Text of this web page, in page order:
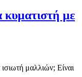
κυματιστή με
μαλλιών; Είναι